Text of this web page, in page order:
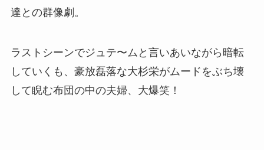
達との群像劇。
ラストシーンでジュテ〜ムと言いあいながら暗転
していくも、豪放磊落な大杉栄がムードをぶち壊
して睨む布団の中の夫婦、大爆笑！